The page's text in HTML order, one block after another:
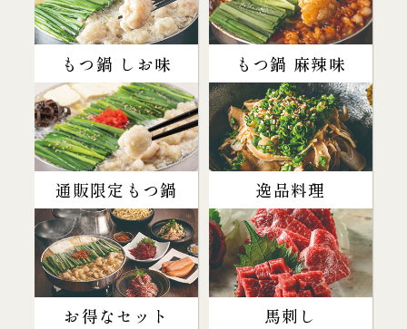
もつ鍋 しお味 もつ鍋 麻辣味
通販限定もつ鍋 逸品料理
お得なセット 馬刺し